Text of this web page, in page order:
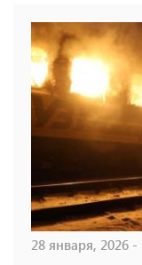
28 января, 2026 -